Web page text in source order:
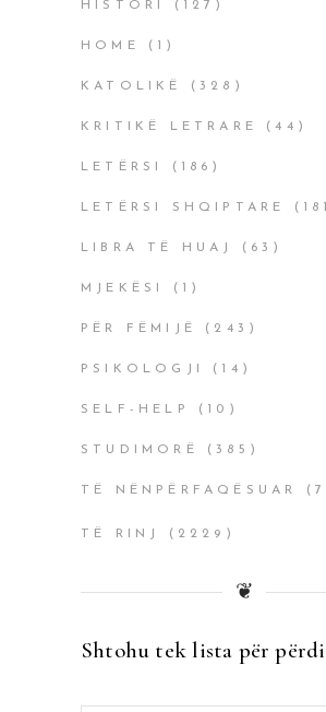
HISTORI (127)
HOME (1)
KATOLIKË (328)
KRITIKË LETRARE (44)
LETËRSI (186)
LETËRSI SHQIPTARE
LIBRA TË HUAJ (63)
MJEKËSI (1)
PËR FËMIJË (243)
PSIKOLOGJI (14)
SELF-HELP (10)
STUDIMORË (385)
TË NËNPËRFAQËSUAR
TË RINJ (2229)
❦
Shtohu tek lista për